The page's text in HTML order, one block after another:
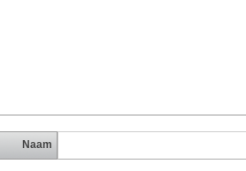
Naam